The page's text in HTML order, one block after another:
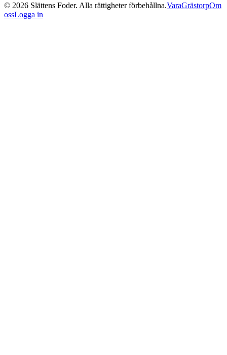
© 2026 Slättens Foder. Alla rättigheter förbehållna.VaraGrästorpOm
ossLogga in